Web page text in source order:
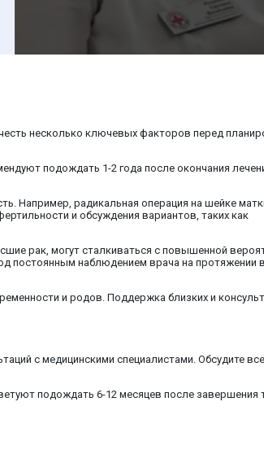
несколько ключевых факторов перед
подождать 1-2 года после окончания
Например, радикальная операция на шейке
и обсуждения вариантов, таких как
рак, могут сталкиваться с повышенной
постоянным наблюдением врача на протяжении
и родов. Поддержка близких и
с медицинскими специалистами. Обсудите
подождать 6-12 месяцев после завершения